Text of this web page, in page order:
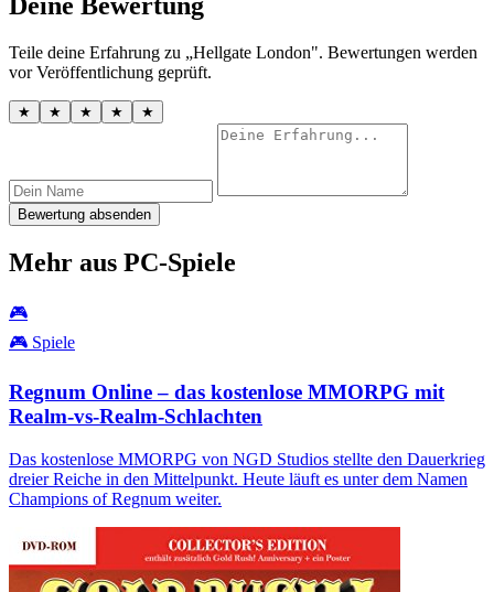
Deine Bewertung
Teile deine Erfahrung zu „Hellgate London". Bewertungen werden
vor Veröffentlichung geprüft.
★ ★ ★ ★ ★
Bewertung absenden
Mehr aus PC-Spiele
🎮
🎮 Spiele
Regnum Online – das kostenlose MMORPG mit
Realm-vs-Realm-Schlachten
Das kostenlose MMORPG von NGD Studios stellte den Dauerkrieg
dreier Reiche in den Mittelpunkt. Heute läuft es unter dem Namen
Champions of Regnum weiter.